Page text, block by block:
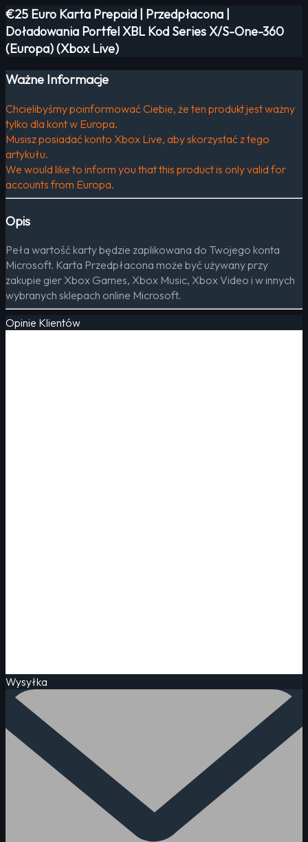
€25 Euro Karta Prepaid | Przedpłacona |
Doładowania Portfel XBL Kod Series X/S-One-360
(Europa) (Xbox Live)
Ważne Informacje
Chcielibyśmy poinformować Ciebie, że ten produkt jest ważny
tylko dla kont w Europa.
Musisz posiadać konto Xbox Live, aby skorzystać z tego
artykułu.
We would like to inform you that this product is only valid for
accounts from Europa.
Opis
Peła wartość karty będzie zaplikowana do Twojego konta
Microsoft. Karta Przedpłacona może być używany przy
zakupie gier Xbox Games, Xbox Music, Xbox Video i w innych
wybranych sklepach online Microsoft.
Opinie Klientów
Wysyłka